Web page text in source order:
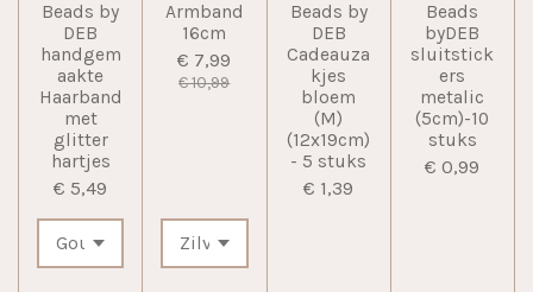
Beads by
DEB
handgem
aakte
Haarband
met
glitter
hartjes
€ 5,49
Armband
16cm
€ 7,99
€ 10,99
Beads by
DEB
Cadeauza
kjes
bloem
(M)
(12x19cm)
- 5 stuks
€ 1,39
Beads
byDEB
sluitstick
ers
metalic
(5cm)-10
stuks
€ 0,99